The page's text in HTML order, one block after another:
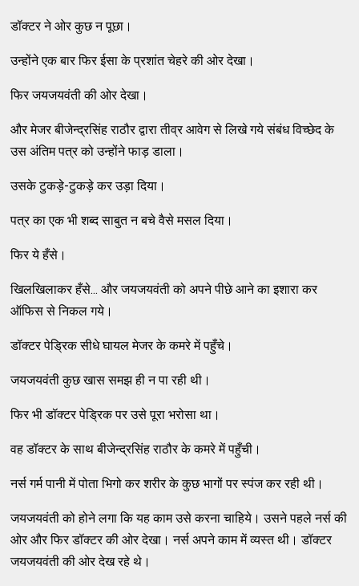
डॉक्टर ने ओर कुछ न पूछा।
उन्होंने एक बार फिर ईसा के प्रशांत चेहरे की ओर देखा।
फिर जयजयवंती की ओर देखा।
और मेजर बीजेन्द्रसिंह राठौर द्वारा तीव्र आवेग से लिखे गये संबंध विच्छेद के
उस अंतिम पत्र को उन्होंने फाड़ डाला।
उसके टुकड़े-टुकड़े कर उड़ा दिया।
पत्र का एक भी शब्द साबुत न बचे वैसे मसल दिया।
फिर ये हँसे।
खिलखिलाकर हँसे... और जयजयवंती को अपने पीछे आने का इशारा कर
ऑफिस से निकल गये।
डॉक्टर पेड्रिक सीधे घायल मेजर के कमरे में पहुँचे।
जयजयवंती कुछ खास समझ ही न पा रही थी।
फिर भी डॉक्टर पेड्रिक पर उसे पूरा भरोसा था।
वह डॉक्टर के साथ बीजेन्द्रसिंह राठौर के कमरे में पहुँची।
नर्स गर्म पानी में पोता भिगो कर शरीर के कुछ भागों पर स्पंज कर रही थी।
जयजयवंती को होने लगा कि यह काम उसे करना चाहिये। उसने पहले नर्स की
ओर और फिर डॉक्टर की ओर देखा। नर्स अपने काम में व्यस्त थी। डॉक्टर
जयजयवंती की ओर देख रहे थे।